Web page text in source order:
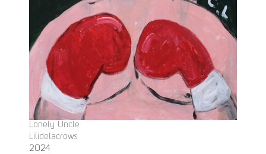
Lonely Uncle
Lilidelacrows
2024